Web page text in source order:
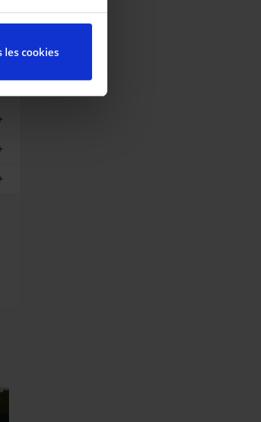
vous à la
déclaration sur
relatives aux
cookies